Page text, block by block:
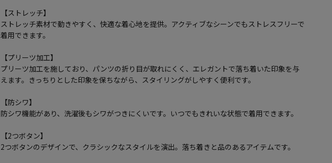
【ストレッチ】
ストレッチ素材で動きやすく、快適な着心地を提供。アクティブなシーンでもストレスフリーで
着用できます。
【プリーツ加工】
プリーツ加工を施しており、パンツの折り目が取れにくく、エレガントで落ち着いた印象を与
えます。きっちりとした印象を保ちながら、スタイリングがしやすく便利です。
【防シワ】
防シワ機能があり、洗濯後もシワがつきにくいです。いつでもきれいな状態で着用できます。
【2つボタン】
2つボタンのデザインで、クラシックなスタイルを演出。落ち着きと品のあるアイテムです。